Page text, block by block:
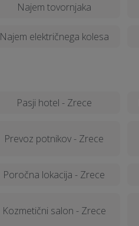
Najem tovornjaka
Najem električnega kolesa
Pasji hotel - Zrece
Prevoz potnikov - Zrece
Poročna lokacija - Zrece
Kozmetični salon - Zrece